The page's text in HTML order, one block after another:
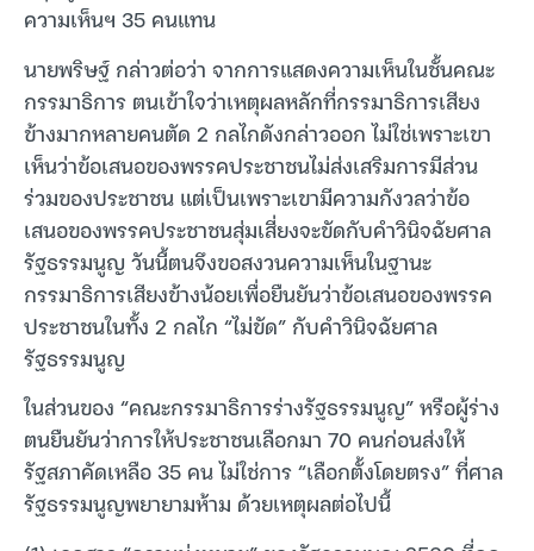
ความเห็นฯ 35 คนแทน
นายพริษฐ์ กล่าวต่อว่า จากการแสดงความเห็นในชั้นคณะ
กรรมาธิการ ตนเข้าใจว่าเหตุผลหลักที่กรรมาธิการเสียง
ข้างมากหลายคนตัด 2 กลไกดังกล่าวออก ไม่ใช่เพราะเขา
เห็นว่าข้อเสนอของพรรคประชาชนไม่ส่งเสริมการมีส่วน
ร่วมของประชาชน แต่เป็นเพราะเขามีความกังวลว่าข้อ
เสนอของพรรคประชาชนสุ่มเสี่ยงจะขัดกับคำวินิจฉัยศาล
รัฐธรรมนูญ วันนี้ตนจึงขอสงวนความเห็นในฐานะ
กรรมาธิการเสียงข้างน้อยเพื่อยืนยันว่าข้อเสนอของพรรค
ประชาชนในทั้ง 2 กลไก “ไม่ขัด” กับคำวินิจฉัยศาล
รัฐธรรมนูญ
ในส่วนของ “คณะกรรมาธิการร่างรัฐธรรมนูญ” หรือผู้ร่าง
ตนยืนยันว่าการให้ประชาชนเลือกมา 70 คนก่อนส่งให้
รัฐสภาคัดเหลือ 35 คน ไม่ใช่การ “เลือกตั้งโดยตรง” ที่ศาล
รัฐธรรมนูญพยายามห้าม ด้วยเหตุผลต่อไปนี้